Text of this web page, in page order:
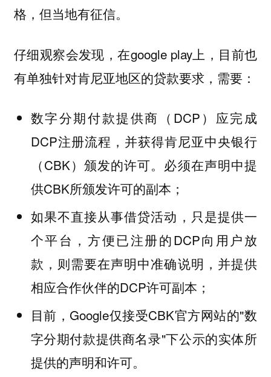
格，但当地有征信。
仔细观察会发现，在google play上，目前也
有单独针对肯尼亚地区的贷款要求，需要：
数字分期付款提供商（DCP）应完成
DCP注册流程，并获得肯尼亚中央银行
（CBK）颁发的许可。必须在声明中提
供CBK所颁发许可的副本；
如果不直接从事借贷活动，只是提供一
个平台，方便已注册的DCP向用户放
款，则需要在声明中准确说明，并提供
相应合作伙伴的DCP许可副本；
目前，Google仅接受CBK官方网站的"数
字分期付款提供商名录"下公示的实体所
提供的声明和许可。